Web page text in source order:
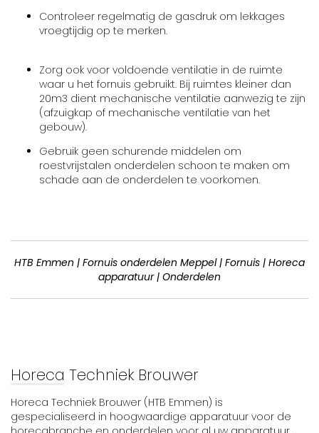
Controleer regelmatig de gasdruk om lekkages
vroegtijdig op te merken.
Zorg ook voor voldoende ventilatie in de ruimte
waar u het fornuis gebruikt. Bij ruimtes kleiner dan
20m3 dient mechanische ventilatie aanwezig te zijn
(afzuigkap of mechanische ventilatie van het
gebouw).
Gebruik geen schurende middelen om
roestvrijstalen onderdelen schoon te maken om
schade aan de onderdelen te voorkomen.
HTB Emmen | Fornuis onderdelen Meppel | Fornuis | Horeca
apparatuur | Onderdelen
Horeca Techniek Brouwer
Horeca Techniek Brouwer (HTB Emmen) is
gespecialiseerd in hoogwaardige apparatuur voor de